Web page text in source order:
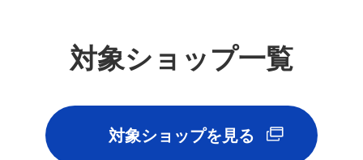
対象ショップ一覧
対象ショップを見る